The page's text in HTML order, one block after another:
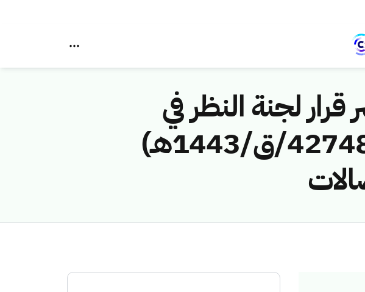
لجنة النظر في
مخالفات نظام الاتصالات رقم (42748291/ق/1443هـ)